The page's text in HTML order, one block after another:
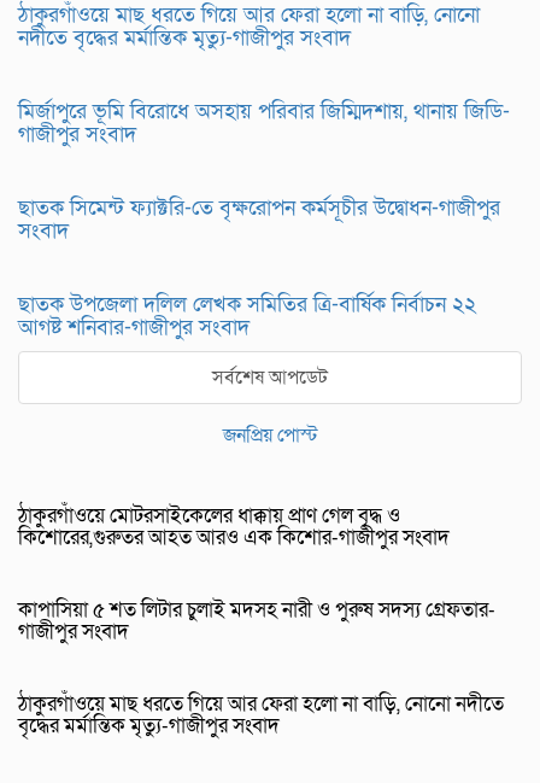
ঠাকুরগাঁওয়ে মাছ ধরতে গিয়ে আর ফেরা হলো না বাড়ি, নোনো
নদীতে বৃদ্ধের মর্মান্তিক মৃত্যু-গাজীপুর সংবাদ
মির্জাপুরে ভূমি বিরোধে অসহায় পরিবার জিম্মিদশায়, থানায় জিডি-
গাজীপুর সংবাদ
ছাতক সিমেন্ট ফ্যাক্টরি-তে বৃক্ষরোপন কর্মসূচীর উদ্বোধন-গাজীপুর
সংবাদ
ছাতক উপজেলা দলিল লেখক সমিতির ত্রি-বার্ষিক নির্বাচন ২২
আগষ্ট শনিবার-গাজীপুর সংবাদ
সর্বশেষ আপডেট
জনপ্রিয় পোস্ট
ঠাকুরগাঁওয়ে মোটরসাইকেলের ধাক্কায় প্রাণ গেল বৃদ্ধ ও
কিশোরের,গুরুতর আহত আরও এক কিশোর-গাজীপুর সংবাদ
কাপাসিয়া ৫ শত লিটার চুলাই মদসহ নারী ও পুরুষ সদস্য গ্রেফতার-
গাজীপুর সংবাদ
ঠাকুরগাঁওয়ে মাছ ধরতে গিয়ে আর ফেরা হলো না বাড়ি, নোনো নদীতে
বৃদ্ধের মর্মান্তিক মৃত্যু-গাজীপুর সংবাদ